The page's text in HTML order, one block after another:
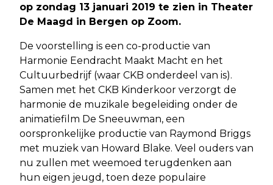
op zondag 13 januari 2019 te zien in Theater
De Maagd in Bergen op Zoom.
De voorstelling is een co-productie van
Harmonie Eendracht Maakt Macht en het
Cultuurbedrijf (waar CKB onderdeel van is).
Samen met het CKB Kinderkoor verzorgt de
harmonie de muzikale begeleiding onder de
animatiefilm De Sneeuwman, een
oorspronkelijke productie van Raymond Briggs
met muziek van Howard Blake. Veel ouders van
nu zullen met weemoed terugdenken aan
hun eigen jeugd, toen deze populaire